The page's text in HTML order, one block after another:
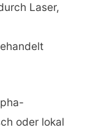
Laser,
oder lokal